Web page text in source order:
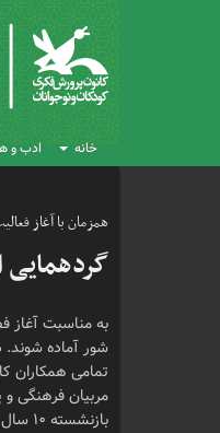
خانه ادب و
همزمان با آغاز
گردهمایی
به مناسبت آغاز
شور آماده
تمامی همکاران
مربیان فرهنگی
بازنشسته ۱۰ سال اخیر نیز حضور داشتند. در این گردهمایی از زحمات همکاران تقدیر و تشکر شد.